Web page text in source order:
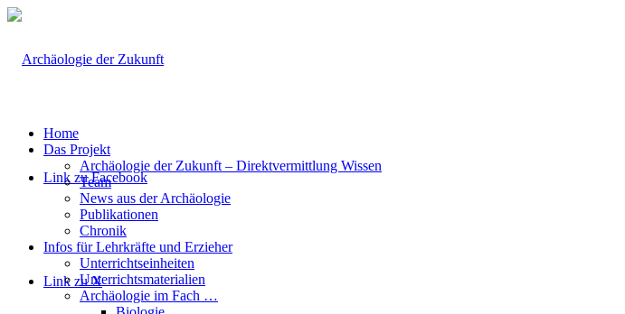
Link zu Facebook
Link zu X
Home
Das Projekt
Archäologie der Zukunft – Direktvermittlung Wissen
Team
News aus der Archäologie
Publikationen
Chronik
Infos für Lehrkräfte und Erzieher
Unterrichtseinheiten
Unterrichtsmaterialien
Archäologie im Fach …